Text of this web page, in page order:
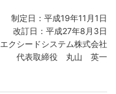
制定日：平成19年11月1日
改訂日：平成27年8月3日
エクシードシステム株式会社
代表取締役 丸山 英一